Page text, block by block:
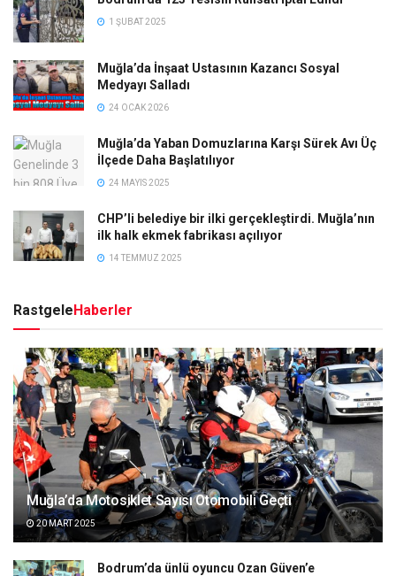
1 ŞUBAT 2025
Muğla’da İnşaat Ustasının Kazancı Sosyal
Medyayı Salladı
24 OCAK 2026
Muğla’da Yaban Domuzlarına Karşı Sürek Avı Üç
İlçede Daha Başlatılıyor
24 MAYIS 2025
CHP’li belediye bir ilki gerçekleştirdi. Muğla’nın
ilk halk ekmek fabrikası açılıyor
14 TEMMUZ 2025
RastgeleHaberler
Muğla’da Motosiklet Sayısı Otomobili Geçti
20 MART 2025
Bodrum’da ünlü oyuncu Ozan Güven’e